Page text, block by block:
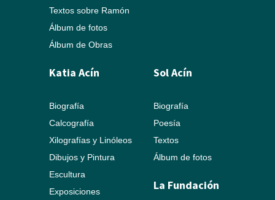
Textos sobre Ramón
Álbum de fotos
Álbum de Obras
Katia Acín
Biografía
Calcografía
Xilografías y Linóleos
Dibujos y Pintura
Escultura
Exposiciones
Sol Acín
Biografía
Poesía
Textos
Álbum de fotos
La Fundación